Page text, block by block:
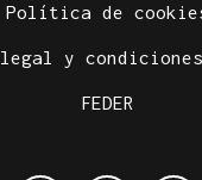
Política de
y
FEDER